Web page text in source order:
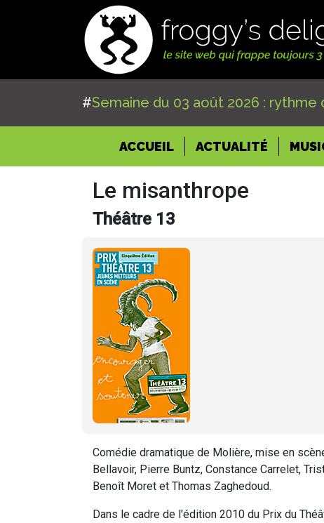
#Semaine du 03 août 2026 : rythme
ACCUEIL(CURRENT)
ACTUALITÉ
Le misanthrope
Théâtre 13
Comédie dramatique de Molière, mise en
Bellavoir, Pierre Buntz, Constance Carrelet,
Benoît Moret et Thomas Zaghedoud.
Dans le cadre de l'édition 2010 du Prix du